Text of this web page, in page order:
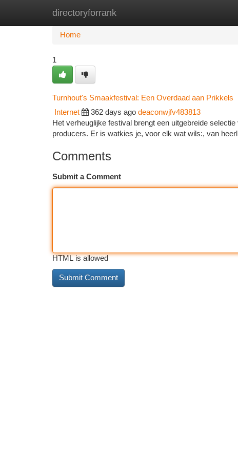
directoryforrank
Home New Site Listings
Home
1
Turnhout's Smaakfestival: Een Overdaad aan Prikkels
Internet 362 days ago deaconwjfv483813
Het verheuglijke festival brengt een uitgebreide
producers. Er is watkies je, voor elk wat wils:, van
Comments
Submit a Comment
HTML is allowed